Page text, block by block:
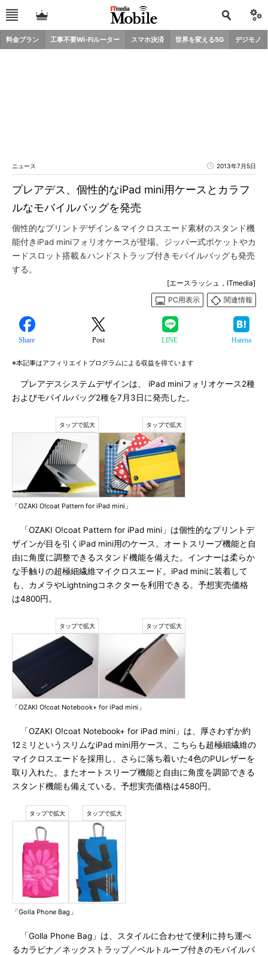
料金プラン 工事不要Wi-Fiルーター スマホ決済 世界を変える5G デジモノ
ニュース 2013年7月5日
プレアデス、個性的なiPad mini用ケースとカラフ
ルなモバイルバッグを発売
個性的なプリントデザイン＆マイクロスエード素材のスタンド機
能付きiPad miniフォリオケースが登場。ジッパー式ポケットやカ
ードスロット搭載＆ハンドストラップ付きモバイルバッグも発売
する。
[エースラッシュ，ITmedia]
PC用表示
関連情報
Share Post LINE Hatena
※本記事はアフィリエイトプログラムによる収益を得ています
プレアデスシステムデザインは、 iPad miniフォリオケース2種
およびモバイルバッグ2種を7月3日に発売した。
「OZAKI O!coat Pattern for iPad mini」
「OZAKI O!coat Pattern for iPad mini」は個性的なプリントデ
ザインが目を引くiPad mini用のケース。オートスリープ機能と自
由に角度に調整できるスタンド機能を備えた。インナーは柔らか
な手触りの超極細繊維マイクロスエード。iPad miniに装着して
も、カメラやLightningコネクターを利用できる。予想実売価格
は4800円。
「OZAKI O!coat Notebook+ for iPad mini」
「OZAKI O!coat Notebook+ for iPad mini」は、厚さわずか約
12ミリというスリムなiPad mini用ケース。こちらも超極細繊維の
マイクロスエードを採用し、さらに落ち着いた4色のPUレザーを
取り入れた。またオートスリープ機能と自由に角度を調節できる
スタンド機能も備えている。予想実売価格は4580円。
「Golla Phone Bag」
「Golla Phone Bag」は、スタイルに合わせて便利に持ち運べ
るカラビナ／ネックストラップ／ベルトループ付きのモバイルバ